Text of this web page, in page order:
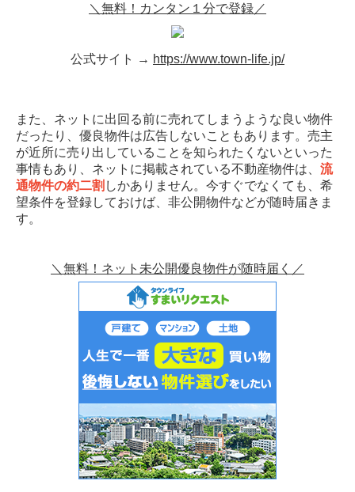
＼無料！カンタン１分で登録／
公式サイト → https://www.town-life.jp/
また、ネットに出回る前に売れてしまうような良い物件
だったり、優良物件は広告しないこともあります。売主
が近所に売り出していることを知られたくないといった
事情もあり、ネットに掲載されている不動産物件は、 流
通物件の約二割 しかありません。今すぐでなくても、希
望条件を登録しておけば、非公開物件などが随時届きま
す。
＼無料！ネット未公開優良物件が随時届く／